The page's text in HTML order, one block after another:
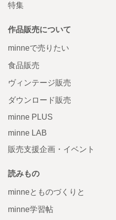
特集
作品販売について
minneで売りたい
食品販売
ヴィンテージ販売
ダウンロード販売
minne PLUS
minne LAB
販売支援企画・イベント
読みもの
minneとものづくりと
minne学習帖